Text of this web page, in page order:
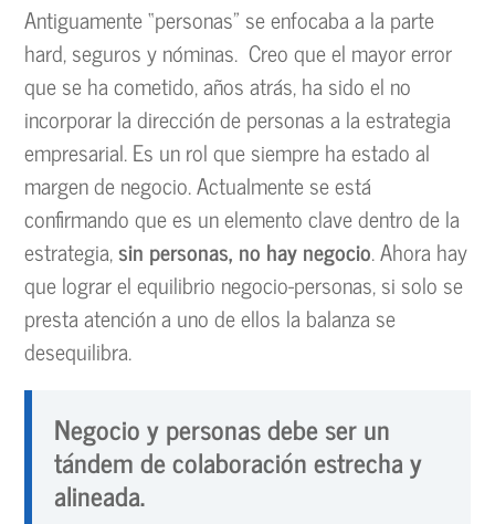
Antiguamente “personas” se enfocaba a la parte
hard, seguros y nóminas. Creo que el mayor error
que se ha cometido, años atrás, ha sido el no
incorporar la dirección de personas a la estrategia
empresarial. Es un rol que siempre ha estado al
margen de negocio. Actualmente se está
confirmando que es un elemento clave dentro de la
estrategia,sin personas, no hay negocio. Ahora hay
que lograr el equilibrio negocio-personas, si solo se
presta atención a uno de ellos la balanza se
desequilibra.
Negocio y personas debe ser un
tándem de colaboración estrecha y
alineada.